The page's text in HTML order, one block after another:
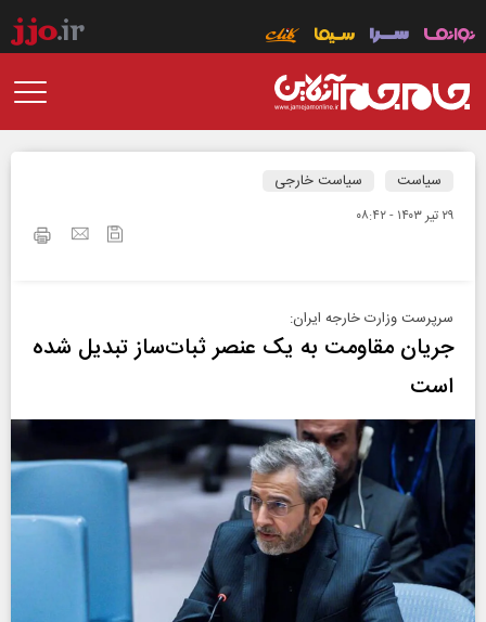
سیاست سیاست خارجی
۲۹ تير ۱۴۰۳ - ۰۸:۴۲
سرپرست وزارت خارجه ایران:
جریان مقاومت به یک عنصر ثبات‌ساز تبدیل شده
است